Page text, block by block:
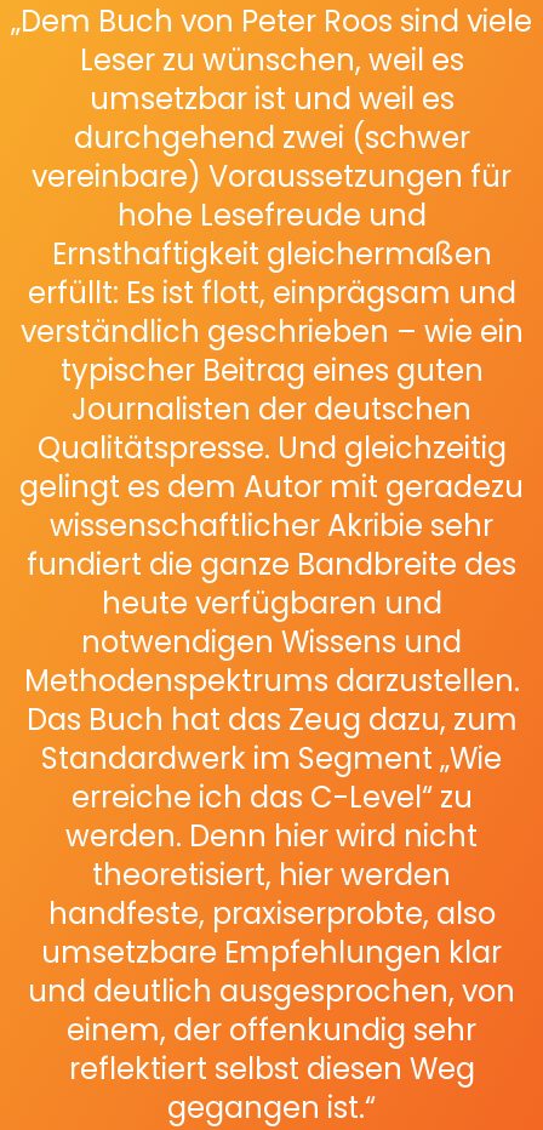
„Dem Buch von Peter Roos sind viele
Leser zu wünschen, weil es
umsetzbar ist und weil es
durchgehend zwei (schwer
vereinbare) Voraussetzungen für
hohe Lesefreude und
Ernsthaftigkeit gleichermaßen
erfüllt: Es ist flott, einprägsam und
verständlich geschrieben – wie ein
typischer Beitrag eines guten
Journalisten der deutschen
Qualitätspresse. Und gleichzeitig
gelingt es dem Autor mit geradezu
wissenschaftlicher Akribie sehr
fundiert die ganze Bandbreite des
heute verfügbaren und
notwendigen Wissens und
Methodenspektrums darzustellen.
Das Buch hat das Zeug dazu, zum
Standardwerk im Segment „Wie
erreiche ich das C-Level“ zu
werden. Denn hier wird nicht
theoretisiert, hier werden
handfeste, praxiserprobte, also
umsetzbare Empfehlungen klar
und deutlich ausgesprochen, von
einem, der offenkundig sehr
reflektiert selbst diesen Weg
gegangen ist.“